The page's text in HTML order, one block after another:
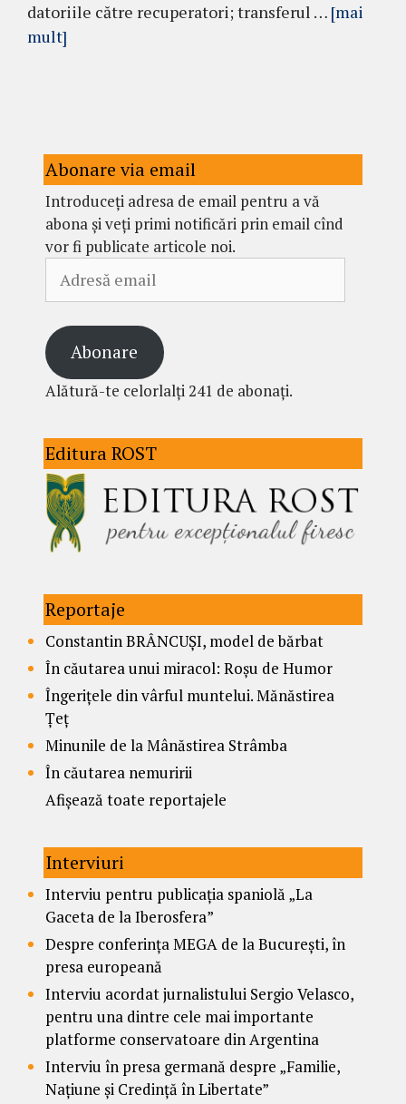
datoriile către recuperatori; transferul … [mai
mult]
Abonare via email
Introduceți adresa de email pentru a vă
abona și veți primi notificări prin email cînd
vor fi publicate articole noi.
email
Abonare
Alătură-te celorlalți 241 de abonați.
Editura ROST
Reportaje
Constantin BRÂNCUȘI, model de bărbat
În căutarea unui miracol: Roșu de Humor
Îngerițele din vârful muntelui. Mănăstirea
Țeț
Minunile de la Mânăstirea Strâmba
În căutarea nemuririi
Afișează toate reportajele
Interviuri
Interviu pentru publicația spaniolă „La
Gaceta de la Iberosfera”
Despre conferința MEGA de la București, în
presa europeană
Interviu acordat jurnalistului Sergio Velasco,
pentru una dintre cele mai importante
platforme conservatoare din Argentina
Interviu în presa germană despre „Familie,
Națiune și Credință în Libertate”